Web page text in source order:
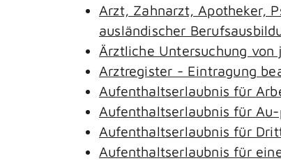
Arzt, Zahnarzt, Apotheker,
ausländischer
Ärztliche Untersuchung von
Arztregister - Eintragung
Aufenthaltserlaubnis für
Aufenthaltserlaubnis für
Aufenthaltserlaubnis für
Aufenthaltserlaubnis für